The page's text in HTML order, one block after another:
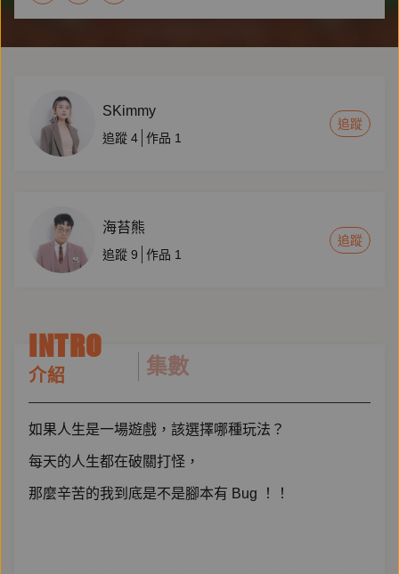
SKimmy
追蹤 4 作品 1
追蹤
海苔熊
追蹤 9 作品 1
追蹤
INTRO
介紹 集數
如果人生是一場遊戲，該選擇哪種玩法？
每天的人生都在破關打怪，
那麼辛苦的我到底是不是腳本有 Bug ！！